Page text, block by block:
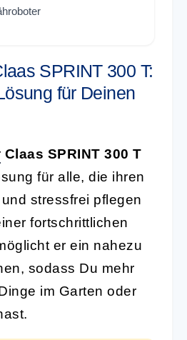
SPRINT 300 T:
für Deinen
Claas SPRINT 300 T
für alle, die ihren
stressfrei pflegen
fortschrittlichen
er ein nahezu
sodass Du mehr
im Garten oder